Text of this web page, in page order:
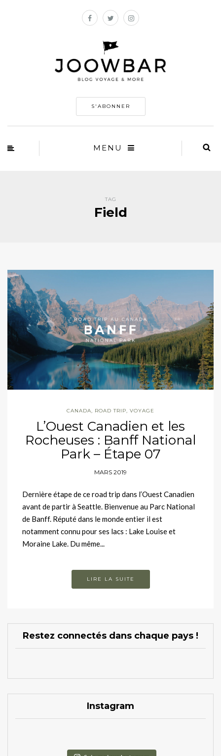
S'ABONNER
MENU
TAG
Field
CANADA ROAD TRIP VOYAGE
L’Ouest Canadien et les
Rocheuses : Banff National
Park – Étape 07
MARS 2019
Dernière étape de ce road trip dans l’Ouest Canadien
avant de partir à Seattle. Bienvenue au Parc National
de Banff. Réputé dans le monde entier il est
notamment connu pour ses lacs : Lake Louise et
Moraine Lake. Du même...
LIRE LA SUITE
Restez connectés dans chaque pays !
Instagram